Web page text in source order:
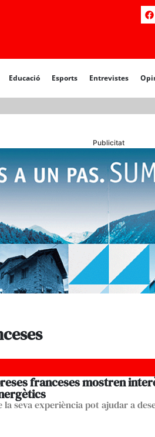
Educació Esports Entrevistes
Opinió
Publicitat
franceses mostren
la seva experiència pot ajudar a